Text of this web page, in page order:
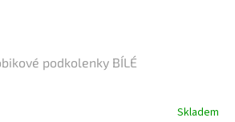
podkolenky BÍLÉ
Skladem